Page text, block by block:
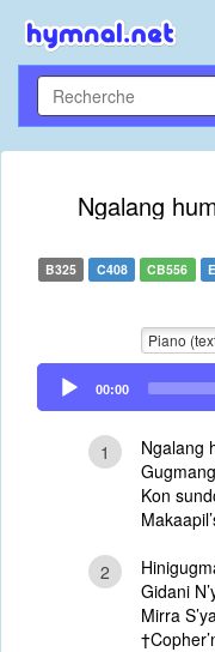
Ngalang
B325 C408 CB556
Piano
Audio
Player
00:00
1
Ngalang
Kon
2
Gidani
Mirra